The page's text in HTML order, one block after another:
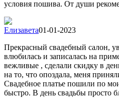
условия пошива. От души
Елизавета01-01-2023
Прекрасный свадебный салон,
влюбилась и записалась на
вежливые , сделали скидку в
на то, что опоздала, меня
Свадебное платье пошили по
быстро. В день свадьбы просто